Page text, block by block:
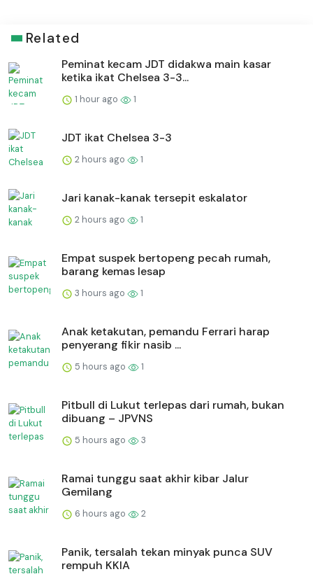
Related
Peminat kecam JDT didakwa main kasar
ketika ikat Chelsea 3-3...
1 hour ago 1
JDT ikat Chelsea 3-3
2 hours ago 1
Jari kanak-kanak tersepit eskalator
2 hours ago 1
Empat suspek bertopeng pecah rumah,
barang kemas lesap
3 hours ago 1
Anak ketakutan, pemandu Ferrari harap
penyerang fikir nasib ...
5 hours ago 1
Pitbull di Lukut terlepas dari rumah, bukan
dibuang – JPVNS
5 hours ago 3
Ramai tunggu saat akhir kibar Jalur
Gemilang
6 hours ago 2
Panik, tersalah tekan minyak punca SUV
rempuh KKIA